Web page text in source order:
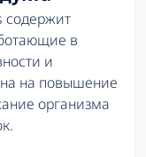
содержит
в
и
на повышение
организма